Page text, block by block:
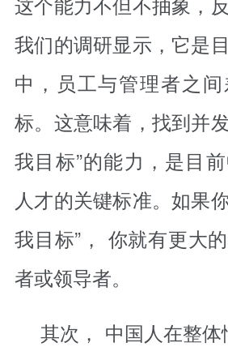
我们的调研显示，它是
中，员工与管理者之
标。这意味着，找到并
我目标”的能力，是目
人才的关键标准。如果
我目标”， 你就有更大
者或领导者。
其次， 中国人在整